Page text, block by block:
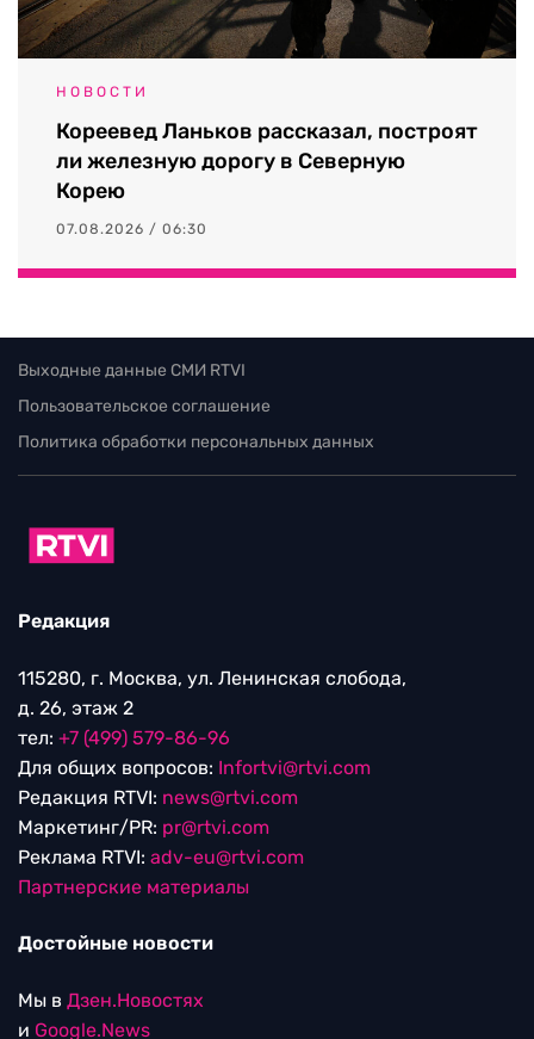
НОВОСТИ
Кореевед Ланьков рассказал, построят
ли железную дорогу в Северную
Корею
07.08.2026 / 06:30
Выходные данные СМИ RTVI
Пользовательское соглашение
Политика обработки персональных данных
Редакция
115280, г. Москва, ул. Ленинская слобода,
д. 26, этаж 2
тел: +7 (499) 579-86-96
Для общих вопросов: Infortvi@rtvi.com
Редакция RTVI: news@rtvi.com
Маркетинг/PR: pr@rtvi.com
Реклама RTVI: adv-eu@rtvi.com
Партнерские материалы
Достойные новости
Мы в Дзен.Новостях
и Google.News